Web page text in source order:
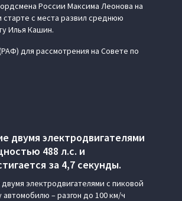
России Максима Леонова на
с места развил среднюю
Илья Кашин.
для рассмотрения на Совете по
двумя электродвигателями
488 л.с. и
за 4,7 секунды.
электродвигателями с пиковой
– разгон до 100 км/ч